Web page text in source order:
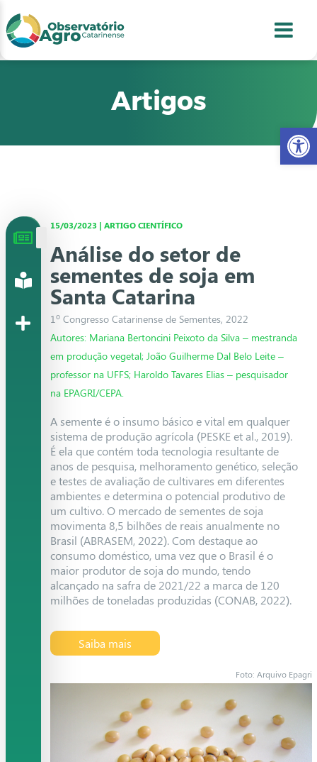
2
3
4
Artigos
15/03/2023 | ARTIGO CIENTÍFICO
Análise do setor de
sementes de soja em
Santa Catarina
1º Congresso Catarinense de Sementes, 2022
Autores: Mariana Bertoncini Peixoto da Silva – mestranda
em produção vegetal; João Guilherme Dal Belo Leite –
professor na UFFS; Haroldo Tavares Elias – pesquisador
na EPAGRI/CEPA.
A semente é o insumo básico e vital em qualquer
sistema de produção agrícola (PESKE et al., 2019).
É ela que contém toda tecnologia resultante de
anos de pesquisa, melhoramento genético, seleção
e testes de avaliação de cultivares em diferentes
ambientes e determina o potencial produtivo de
um cultivo. O mercado de sementes de soja
movimenta 8,5 bilhões de reais anualmente no
Brasil (ABRASEM, 2022). Com destaque ao
consumo doméstico, uma vez que o Brasil é o
maior produtor de soja do mundo, tendo
alcançado na safra de 2021/22 a marca de 120
milhões de toneladas produzidas (CONAB, 2022).
Saiba mais
Foto: Arquivo Epagri